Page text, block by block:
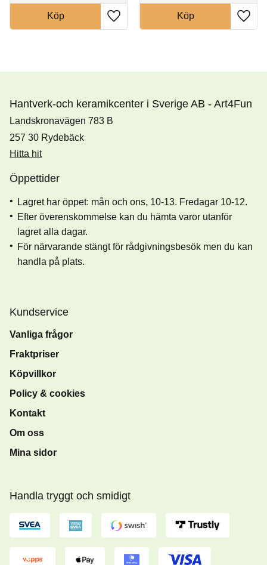
Köp Köp
Hantverk-och keramikcenter i Sverige AB - Art4Fun
Landskronavägen 783 B
257 30 Rydebäck
Hitta hit
Öppettider
Lagret har öppet: mån och ons, 10-13. Fredagar 10-12.
Efter överenskommelse kan du hämta varor utanför
lagret alla dagar.
För närvarande stängt för rådgivningsbesök men du kan
handla på plats.
Kundservice
Vanliga frågor
Fraktpriser
Köpvillkor
Policy & cookies
Kontakt
Om oss
Mina sidor
Handla tryggt och smidigt